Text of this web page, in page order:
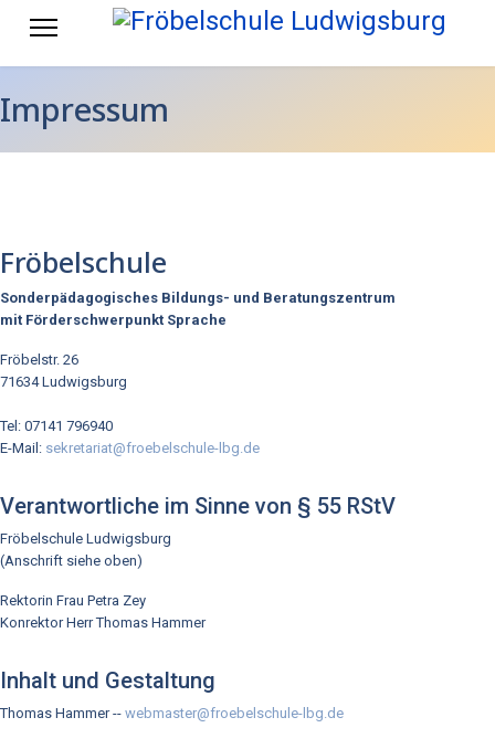
Impressum
Fröbelschule
Sonderpädagogisches Bildungs- und Beratungszentrum
mit Förderschwerpunkt Sprache
Fröbelstr. 26
71634 Ludwigsburg
Tel: 07141 796940
E-Mail: sekretariat@froebelschule-lbg.de
Verantwortliche im Sinne von § 55 RStV
Fröbelschule Ludwigsburg
(Anschrift siehe oben)
Rektorin Frau Petra Zey
Konrektor Herr Thomas Hammer
Inhalt und Gestaltung
Thomas Hammer -- webmaster@froebelschule-lbg.de